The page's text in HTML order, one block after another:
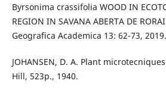
Byrsonima crassifolia WOOD IN
REGION IN SAVANA ABERTA DE
Geografica Academica 13: 62-73, 2019.
JOHANSEN, D. A. Plant
Hill, 523p., 1940.